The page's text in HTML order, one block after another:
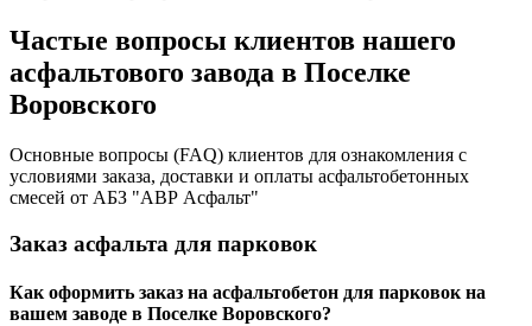
Частые вопросы клиентов нашего
асфальтового завода в Поселке
Воровского
Основные вопросы (FAQ) клиентов для ознакомления с
условиями заказа, доставки и оплаты асфальтобетонных
смесей от АБЗ "АВР Асфальт"
Заказ асфальта для парковок
Как оформить заказ на асфальтобетон для парковок на
вашем заводе в Поселке Воровского?